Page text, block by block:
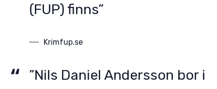
(FUP) finns”
Krimfup.se
”Nils Daniel Andersson bor i